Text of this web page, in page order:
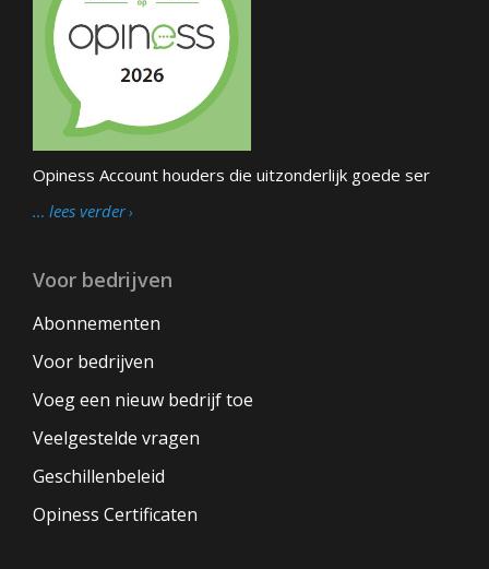
Opiness Account houders die uitzonderlijk goede ser
… lees verder
Voor bedrijven
Abonnementen
Voor bedrijven
Voeg een nieuw bedrijf toe
Veelgestelde vragen
Geschillenbeleid
Opiness Certificaten